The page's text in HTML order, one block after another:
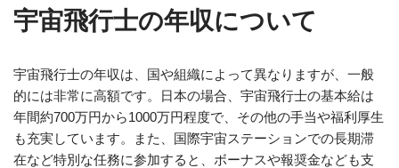
宇宙飛行士の年収について
宇宙飛行士の年収は、国や組織によって異なりますが、一般
的には非常に高額です。日本の場合、宇宙飛行士の基本給は
年間約700万円から1000万円程度で、その他の手当や福利厚生
も充実しています。また、国際宇宙ステーションでの長期滞
在など特別な任務に参加すると、ボーナスや報奨金なども支